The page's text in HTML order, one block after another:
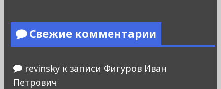
Свежие комментарии
revinskyк записи Фигуров Иван
Петрович